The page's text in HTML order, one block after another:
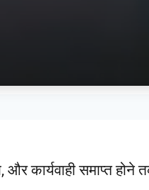
और कार्यवाही समाप्त